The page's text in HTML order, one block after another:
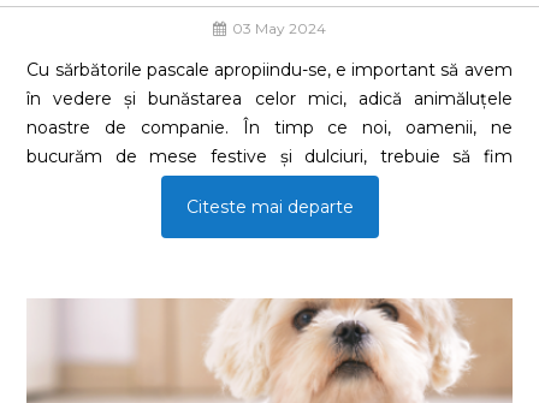
03 May 2024
Cu sărbătorile pascale apropiindu-se, e important să avem
în vedere și bunăstarea celor mici, adică animăluțele
noastre de companie. În timp ce noi, oamenii, ne
bucurăm de mese festive și dulciuri, trebuie să fim
conștienți de faptul că animalele nu trebuie să împartă
tot ce punem pe masă.Citeste mai departe